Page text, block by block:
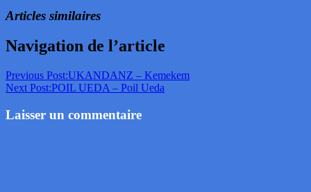
Articles similaires
Navigation de l’article
Previous Post:UKANDANZ – Kemekem
Next Post:POIL UEDA – Poil Ueda
Laisser un commentaire